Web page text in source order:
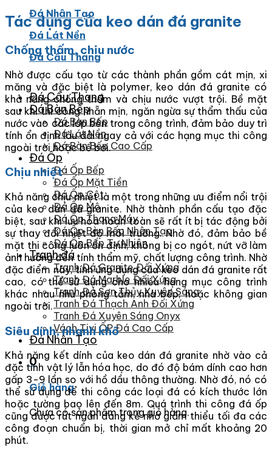
Đá Nhân Tạo
Đá Lát Nền
Đá Cầu Thang
Đá Cầu Thang
Đá Bàn Bếp
Đá Bàn Bếp
Đá Lát Nền
Đá Bàn Bếp Cao Cấp
Đá Ốp
Đá Ốp Bếp
Đá Ốp Mặt Tiền
Đá Ốp Cột
Đá Ốp Mộ
Đá Ốp Thang Máy
Đá Ốp Bàn Bếp Nhân Tạo
Đá Ốp Bếp Tự Nhiên
Tranh đá
Tranh Đá Granite Đối Xứng
Tranh Đá Marble Đối Xứng
Tranh Đá Sơn Thủy Xuyên Sáng
Tranh Đá Thạch Anh Đối Xứng
Tranh Đá Xuyên Sáng Onyx
Vách Tivi ỐP Đá Cao Cấp
Đá Nhân Tạo
0
Giỏ hàng
Chưa có sản phẩm trong giỏ hàng.
Tác dụng của keo dán đá granite
Chống thấm, chịu nước
Nhờ được cấu tạo từ các thành phần gồm cát mịn, xi
măng và đặc biệt là polymer, keo dán đá granite có
khả năng chống thấm và chịu nước vượt trội. Bề mặt
sau khi thi công nhẵn mịn, ngăn ngừa sự thẩm thấu của
nước vào các lớp bên trong công trình, đảm bảo duy trì
tính ổn định lâu dài ngay cả với các hạng mục thi công
ngoài trời hoặc bể bơi.
Chịu nhiệt
Khả năng chịu nhiệt là một trong những ưu điểm nổi trội
của keo dán đá granite. Nhờ thành phần cấu tạo đặc
biệt, sau khi lưu hóa hoàn toàn sẽ rất ít bị tác động bởi
sự thay đổi nhiệt độ môi trường. Nhờ đó, đảm bảo bề
mặt thi công luôn ổn định, không bị co ngót, nứt vỡ làm
ảnh hưởng đến tính thẩm mỹ, chất lượng công trình. Nhờ
đặc điểm này, tính ứng dụng của keo dán đá granite rất
cao, có thể sử dụng cho nhiều hạng mục công trình
khác nhau như phòng tắm, nhà bếp, hoặc không gian
ngoài trời.
Siêu dính, nhanh khô
Khả năng kết dính của keo dán đá granite nhờ vào cả
đặc tính vật lý lẫn hóa học, do đó độ bám dính cao hơn
gấp 3-9 lần so với hồ dầu thông thường. Nhờ đó, nó có
thể sử dụng để thi công các loại đá có kích thước lớn
hoặc tường bao lên đến 8m. Quá trình thi công đá ốp
cũng được rút ngắn đáng kể nhờ giảm thiểu tối đa các
công đoạn chuẩn bị, thời gian mở chỉ mất khoảng 20
phút.